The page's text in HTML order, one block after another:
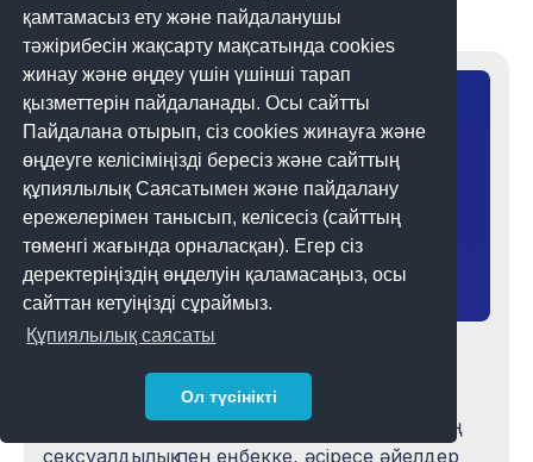
қамтамасыз ету және пайдаланушы
тәжірибесін жақсарту мақсатында cookies
жинау және өңдеу үшін үшінші тарап
қызметтерін пайдаланады. Осы сайтты
Пайдалана отырып, сіз cookies жинауға және
өңдеуге келісіміңізді бересіз және сайттың
құпиялылық Саясатымен және пайдалану
ережелерімен танысып, келісесіз (сайттың
төменгі жағында орналасқан). Егер сіз
деректеріңіздің өңделуін қаламасаңыз, осы
сайттан кетуіңізді сұраймыз.
Құпиялылық саясаты
Ол түсінікті
Сізге сонымен қатар ұнауы мүмкін
Гиг-экономика: виртуалды
кеңістіктегі секс индустриясы
Гиг-экономика мен цифрлық технологияның
сексуалдылық пен еңбекке, әсіресе әйелдер